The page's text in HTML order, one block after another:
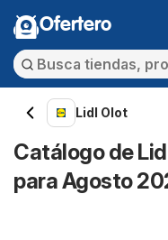
Ofertero
Lidl Olot
Catálogo de
para Agosto